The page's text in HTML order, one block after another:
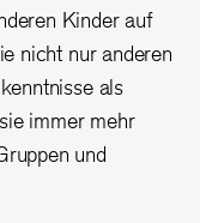
Kinder auf
nicht nur anderen
als
immer mehr
und